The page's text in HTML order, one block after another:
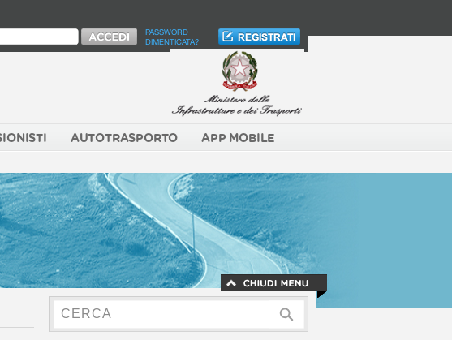
PASSWORD
DIMENTICATA?
AUTOTRASPORTO APP MOBILE